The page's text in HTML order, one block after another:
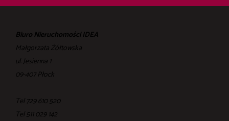
Biuro Nieruchomości IDEA
Małgorzata Żółtowska
ul. Jesienna 1
09-407 Płock
Tel 729 610 520
Tel ‎511 029 142